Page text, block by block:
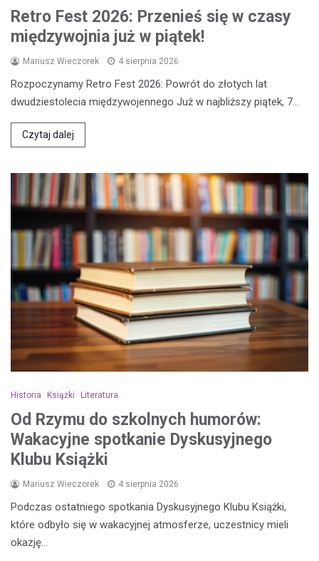
Retro Fest 2026: Przenieś się w czasy
międzywojnia już w piątek!
Mariusz Wieczorek 4 sierpnia 2026
Rozpoczynamy Retro Fest 2026: Powrót do złotych lat
dwudziestolecia międzywojennego Już w najbliższy piątek, 7…
Czytaj dalej
Historia Książki Literatura
Od Rzymu do szkolnych humorów:
Wakacyjne spotkanie Dyskusyjnego
Klubu Książki
Mariusz Wieczorek 4 sierpnia 2026
Podczas ostatniego spotkania Dyskusyjnego Klubu Książki,
które odbyło się w wakacyjnej atmosferze, uczestnicy mieli
okazję…